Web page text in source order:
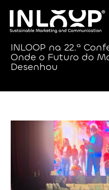
INLOOP na 22.ª
Onde o Futuro do
Desenhou